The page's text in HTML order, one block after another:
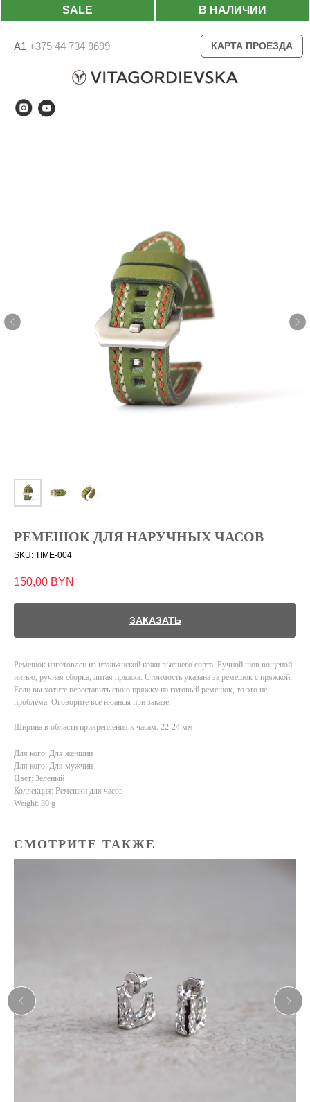
В НАЛИЧИИ
SALE
А1 +375 44 734 9699 КАРТА ПРОЕЗДА
РЕМЕШОК ДЛЯ НАРУЧНЫХ ЧАСОВ
SKU: TIME-004
150,00 BYN
ЗАКАЗАТЬ
Ремешок изготовлен из итальянской кожи высшего сорта. Ручной шов вощеной
нитью, ручная сборка, литая пряжка. Стоимость указана за ремешок с пряжкой.
Если вы хотите переставить свою пряжку на готовый ремешок, то это не
проблема. Оговорите все нюансы при заказе.
Ширина в области прикрепления к часам: 22-24 мм
Для кого: Для женщин
Для кого: Для мужчин
Цвет: Зеленый
Коллекция: Ремешки для часов
Weight: 30 g
СМОТРИТЕ ТАКЖЕ